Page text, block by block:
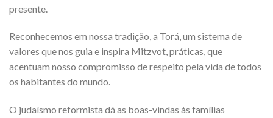
presente.
Reconhecemos em nossa tradição, a Torá, um sistema de
valores que nos guia e inspira Mitzvot, práticas, que
acentuam nosso compromisso de respeito pela vida de todos
os habitantes do mundo.
O judaísmo reformista dá as boas-vindas às famílias